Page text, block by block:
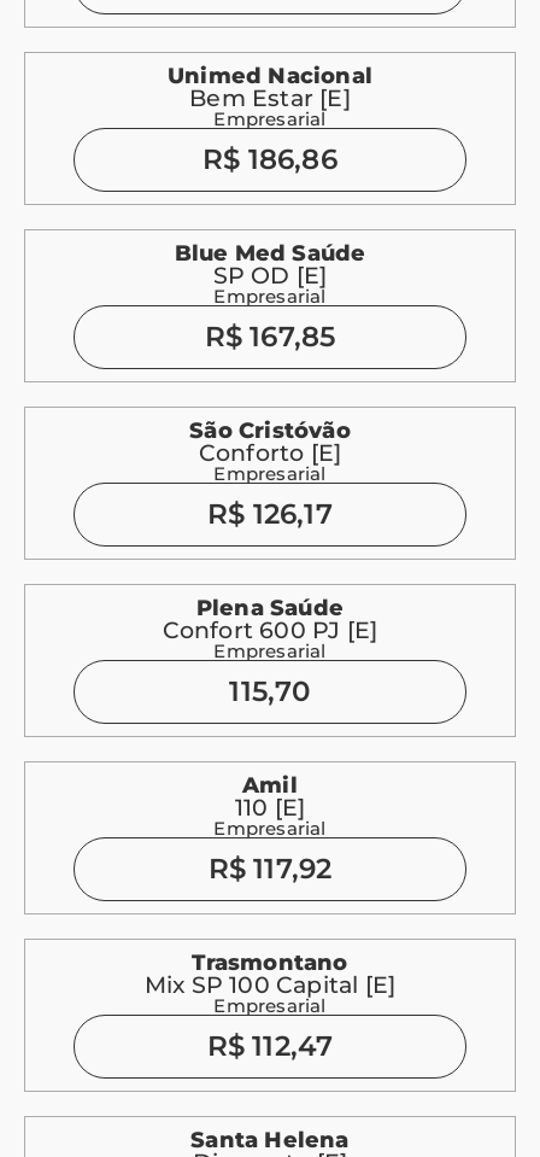
Unimed Nacional
Bem Estar [E]
Empresarial
R$ 186,86
Blue Med Saúde
SP OD [E]
Empresarial
R$ 167,85
São Cristóvão
Conforto [E]
Empresarial
R$ 126,17
Plena Saúde
Confort 600 PJ [E]
Empresarial
115,70
Amil
110 [E]
Empresarial
R$ 117,92
Trasmontano
Mix SP 100 Capital [E]
Empresarial
R$ 112,47
Santa Helena